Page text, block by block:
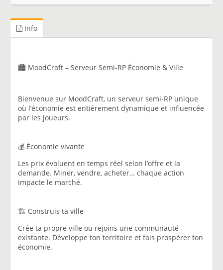
Info
🏙️ MoodCraft – Serveur Semi-RP Économie & Ville
Bienvenue sur MoodCraft, un serveur semi-RP unique
où l’économie est entièrement dynamique et influencée
par les joueurs.
💰 Économie vivante
Les prix évoluent en temps réel selon l’offre et la
demande. Miner, vendre, acheter… chaque action
impacte le marché.
🏗️ Construis ta ville
Crée ta propre ville ou rejoins une communauté
existante. Développe ton territoire et fais prospérer ton
économie.